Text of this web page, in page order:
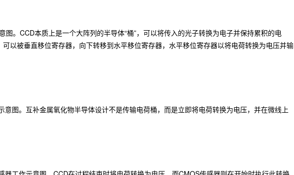
图。CCD本质上是一个大阵列的半导体“桶”，可以将传入的光子转换为电子并保持累积的电
可以被垂直移位寄存器，向下转移到水平移位寄存器，水平移位寄存器以将电荷转换为电压并输
意图。互补金属氧化物半导体设计不是传输电荷桶，而是立即将电荷转换为电压，并在微线上